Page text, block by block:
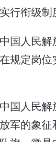
行衔级制
国人民解
规定岗
国人民解
军的象征